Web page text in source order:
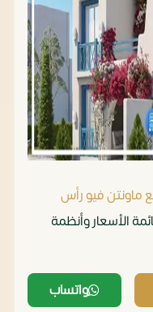
ماونتن فيو رأس
الأسعار وأنظمة
واتساب